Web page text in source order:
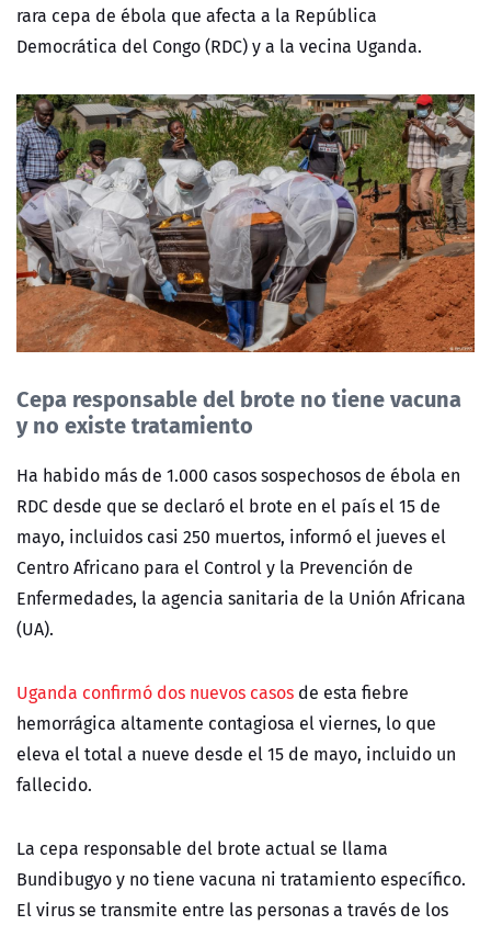
rara cepa de ébola que afecta a la República
Democrática del Congo (RDC) y a la vecina Uganda.
Cepa responsable del brote no tiene vacuna
y no existe tratamiento
Ha habido más de 1.000 casos sospechosos de ébola en
RDC desde que se declaró el brote en el país el 15 de
mayo, incluidos casi 250 muertos, informó el jueves el
Centro Africano para el Control y la Prevención de
Enfermedades, la agencia sanitaria de la Unión Africana
(UA).
Uganda confirmó dos nuevos casos de esta fiebre
hemorrágica altamente contagiosa el viernes, lo que
eleva el total a nueve desde el 15 de mayo, incluido un
fallecido.
La cepa responsable del brote actual se llama
Bundibugyo y no tiene vacuna ni tratamiento específico.
El virus se transmite entre las personas a través de los